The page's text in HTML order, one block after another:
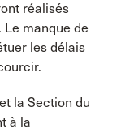
réalisés
manque de
les délais
la Section du
à la